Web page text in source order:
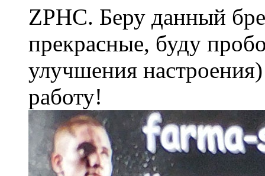
ZPHC. Беру данный
прекрасные, буду
улучшения
работу!